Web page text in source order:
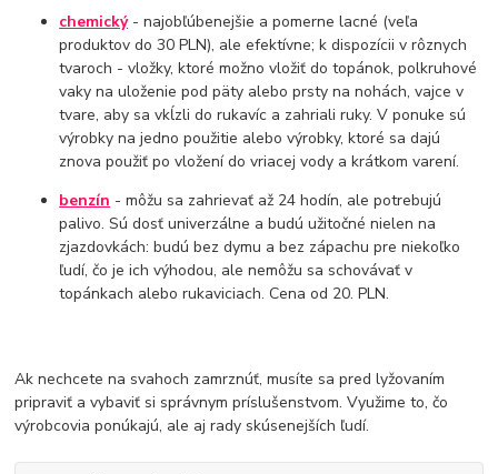
chemický- najobľúbenejšie a pomerne lacné (veľa
produktov do 30 PLN), ale efektívne; k dispozícii v rôznych
tvaroch - vložky, ktoré možno vložiť do topánok, polkruhové
vaky na uloženie pod päty alebo prsty na nohách, vajce v
tvare, aby sa vkĺzli do rukavíc a zahriali ruky. V ponuke sú
výrobky na jedno použitie alebo výrobky, ktoré sa dajú
znova použiť po vložení do vriacej vody a krátkom varení.
benzín - môžu sa zahrievať až 24 hodín, ale potrebujú
palivo. Sú dosť univerzálne a budú užitočné nielen na
zjazdovkách: budú bez dymu a bez zápachu pre niekoľko
ľudí, čo je ich výhodou, ale nemôžu sa schovávať v
topánkach alebo rukaviciach. Cena od 20. PLN.
Ak nechcete na svahoch zamrznúť, musíte sa pred lyžovaním
pripraviť a vybaviť si správnym príslušenstvom. Využime to, čo
výrobcovia ponúkajú, ale aj rady skúsenejších ľudí.